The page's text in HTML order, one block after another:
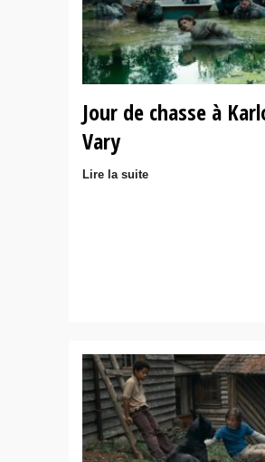
Jour de chasse à
Vary
Lire la suite